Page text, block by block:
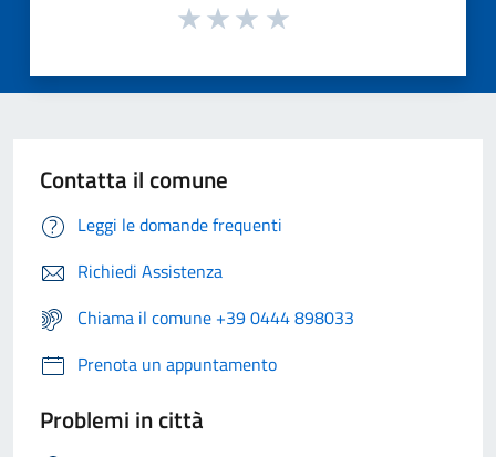
Contatta il comune
Leggi le domande frequenti
Richiedi Assistenza
Chiama il comune +39 0444 898033
Prenota un appuntamento
Problemi in città